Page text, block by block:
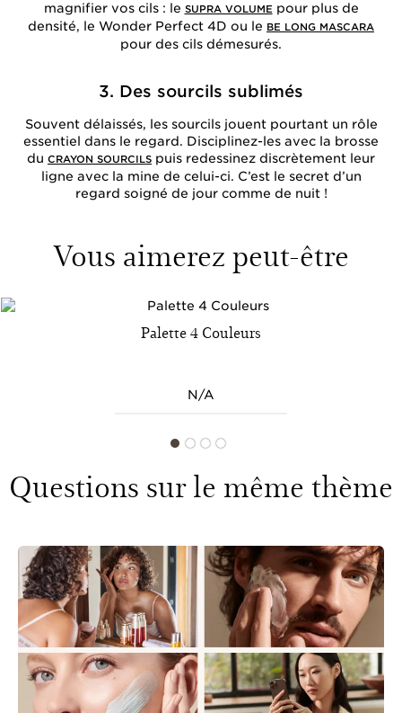
magnifier vos cils : le SUPRA VOLUME pour plus de
densité, le Wonder Perfect 4D ou le BE LONG MASCARA
pour des cils démesurés.
3. Des sourcils sublimés
Souvent délaissés, les sourcils jouent pourtant un rôle
essentiel dans le regard. Disciplinez-les avec la brosse
du CRAYON SOURCILS puis redessinez discrètement leur
ligne avec la mine de celui-ci. C’est le secret d’un
regard soigné de jour comme de nuit !
Vous aimerez peut-être
Palette 4 Couleurs
N/A
Questions sur le même thème